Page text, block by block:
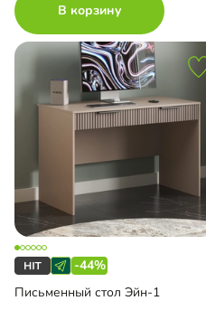
В корзину
-44%
Письменный стол Эйн-1